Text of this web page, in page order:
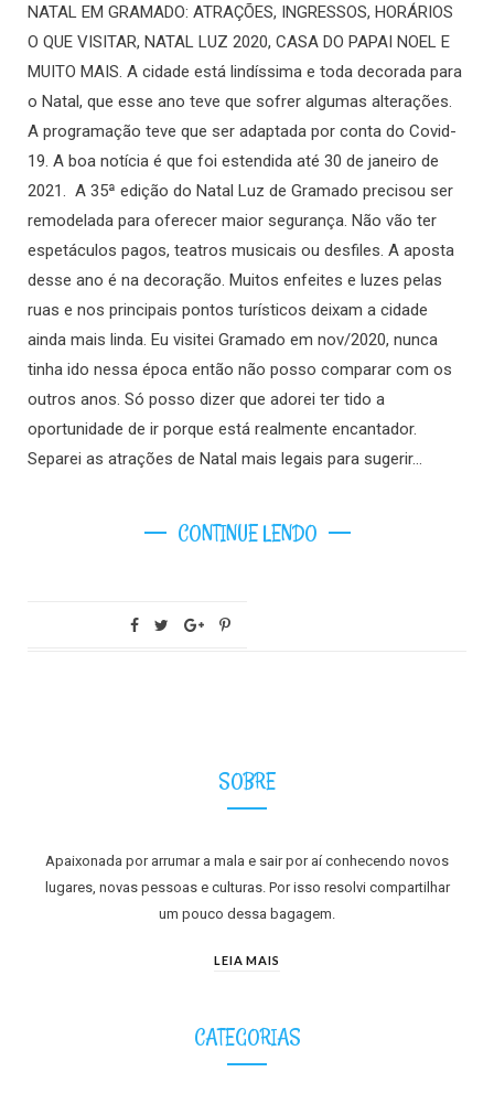
NATAL EM GRAMADO: ATRAÇÕES, INGRESSOS, HORÁRIOS
O QUE VISITAR, NATAL LUZ 2020, CASA DO PAPAI NOEL E
MUITO MAIS. A cidade está lindíssima e toda decorada para
o Natal, que esse ano teve que sofrer algumas alterações.
A programação teve que ser adaptada por conta do Covid-
19. A boa notícia é que foi estendida até 30 de janeiro de
2021. A 35ª edição do Natal Luz de Gramado precisou ser
remodelada para oferecer maior segurança. Não vão ter
espetáculos pagos, teatros musicais ou desfiles. A aposta
desse ano é na decoração. Muitos enfeites e luzes pelas
ruas e nos principais pontos turísticos deixam a cidade
ainda mais linda. Eu visitei Gramado em nov/2020, nunca
tinha ido nessa época então não posso comparar com os
outros anos. Só posso dizer que adorei ter tido a
oportunidade de ir porque está realmente encantador.
Separei as atrações de Natal mais legais para sugerir…
CONTINUE LENDO
SOBRE
Apaixonada por arrumar a mala e sair por aí conhecendo novos
lugares, novas pessoas e culturas. Por isso resolvi compartilhar
um pouco dessa bagagem.
LEIA MAIS
CATEGORIAS